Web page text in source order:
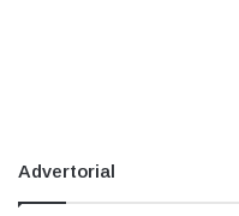
Advertorial